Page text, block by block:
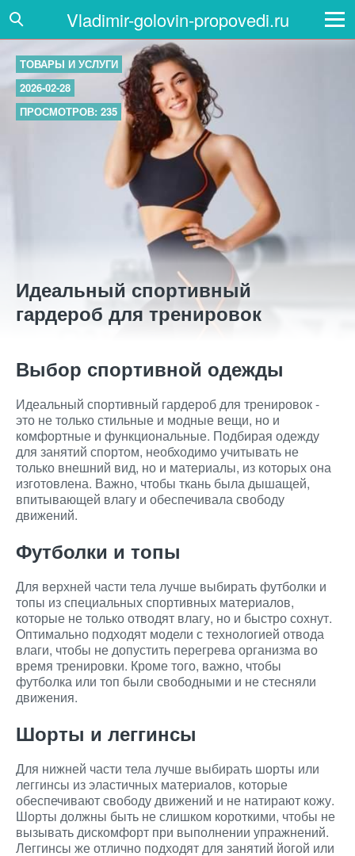
Vladimir-golovin-propovedi.ru
ТОВАРЫ И УСЛУГИ
2026-02-28
ПРОСМОТРОВ: 235
Идеальный спортивный
гардероб для тренировок
Выбор спортивной одежды
Идеальный спортивный гардероб для тренировок -
это не только стильные и модные вещи, но и
комфортные и функциональные. Подбирая одежду
для занятий спортом, необходимо учитывать не
только внешний вид, но и материалы, из которых она
изготовлена. Важно, чтобы ткань была дышащей,
впитывающей влагу и обеспечивала свободу
движений.
Футболки и топы
Для верхней части тела лучше выбирать футболки и
топы из специальных спортивных материалов,
которые не только отводят влагу, но и быстро сохнут.
Оптимально подходят модели с технологией отвода
влаги, чтобы не допустить перегрева организма во
время тренировки. Кроме того, важно, чтобы
футболка или топ были свободными и не стесняли
движения.
Шорты и леггинсы
Для нижней части тела лучше выбирать шорты или
леггинсы из эластичных материалов, которые
обеспечивают свободу движений и не натирают кожу.
Шорты должны быть не слишком короткими, чтобы не
вызывать дискомфорт при выполнении упражнений.
Леггинсы же отлично подходят для занятий йогой или